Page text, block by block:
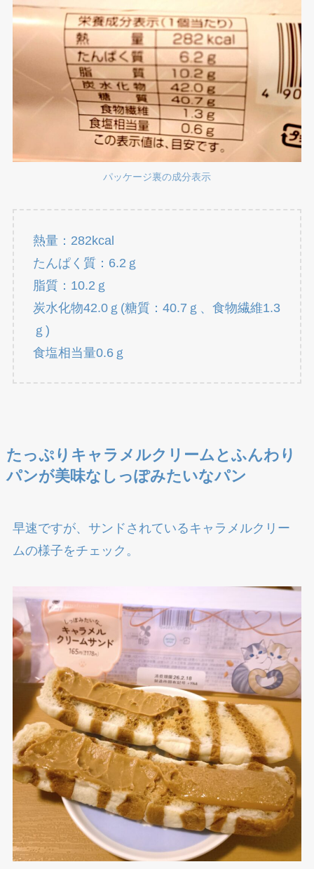
パッケージ裏の成分表示
熱量：282kcal
たんぱく質：6.2ｇ
脂質：10.2ｇ
炭水化物42.0ｇ(糖質：40.7ｇ、食物繊維1.3
ｇ)
食塩相当量0.6ｇ
たっぷりキャラメルクリームとふんわり
パンが美味なしっぽみたいなパン
早速ですが、サンドされているキャラメルクリー
ムの様子をチェック。